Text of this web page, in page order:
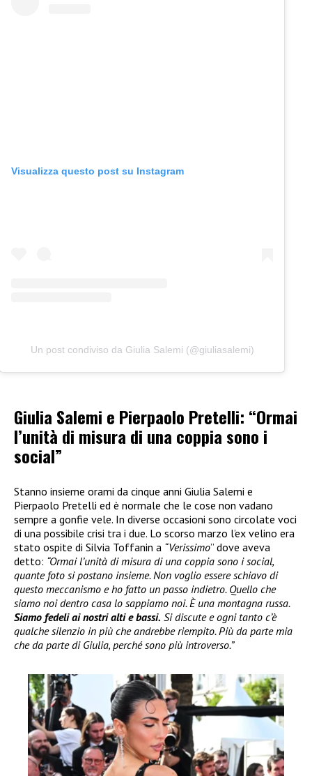
Visualizza questo post su Instagram
Un post condiviso da Giulia Salemi (@giuliasalemi)
Giulia Salemi e Pierpaolo Pretelli: “Ormai
l’unità di misura di una coppia sono i
social”
Stanno insieme orami da cinque anni Giulia Salemi e
Pierpaolo Pretelli ed è normale che le cose non vadano
sempre a gonfie vele. In diverse occasioni sono circolate voci
di una possibile crisi tra i due. Lo scorso marzo l’ex velino era
stato ospite di Silvia Toffanin a “Verissimo” dove aveva
detto: “Ormai l’unità di misura di una coppia sono i social,
quante foto si postano insieme. Non voglio essere schiavo di
questo meccanismo e ho fatto un passo indietro. Quello che
siamo noi dentro casa lo sappiamo noi. È una montagna russa.
Siamo fedeli ai nostri alti e bassi. Si discute e ogni tanto c’è
qualche silenzio in più che andrebbe riempito. Più da parte mia
che da parte di Giulia, perché sono più introverso.”